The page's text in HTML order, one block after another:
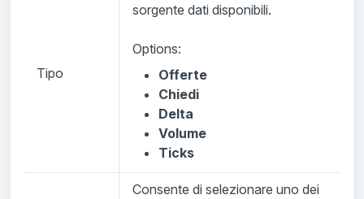
Tipo
sorgente dati disponibili.
Options:
Offerte
Chiedi
Delta
Volume
Ticks
Consente di selezionare uno dei